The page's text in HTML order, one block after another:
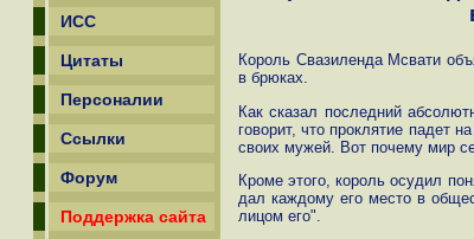
ИСС
Цитаты
Персоналии
Ссылки
Форум
Поддержка сайта
Король Свазиленда Мсвати
в брюках.
Как сказал последний
говорит, что проклятие падет
своих мужей. Вот почему мир
Кроме этого, король осудил
дал каждому его место в
лицом его".